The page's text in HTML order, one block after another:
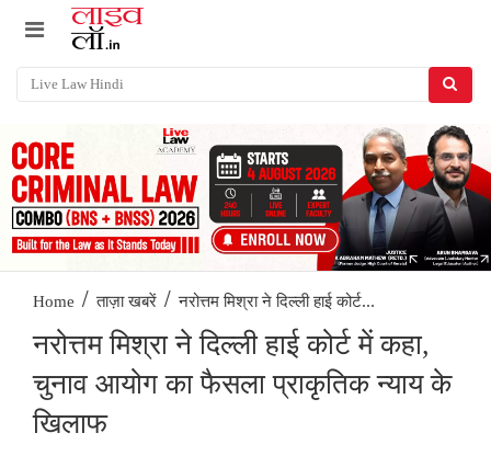
Home / ताज़ा खबरें / नरोत्तम मिश्रा ने दिल्ली हाई कोर्ट...
नरोत्तम मिश्रा ने दिल्ली हाई कोर्ट में कहा,
चुनाव आयोग का फैसला प्राकृतिक न्याय के
खिलाफ